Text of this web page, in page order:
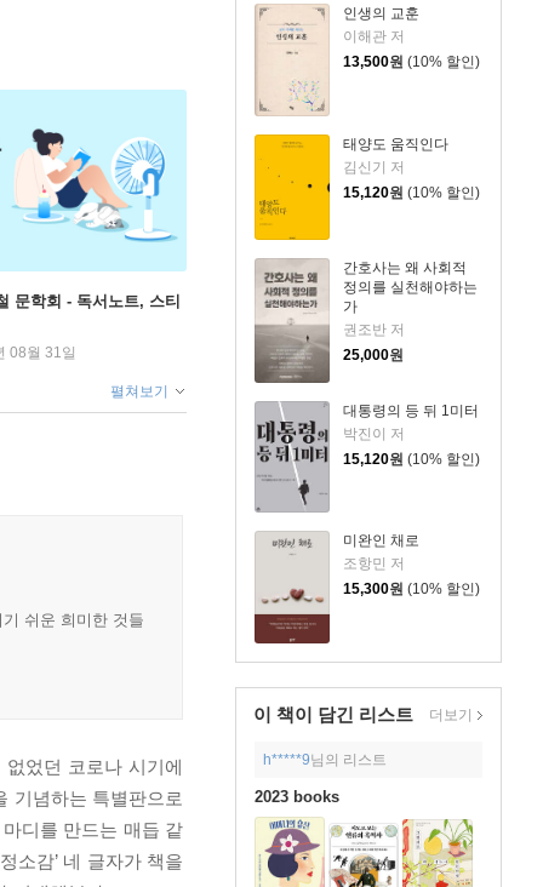
인생의 교훈
이해관 저
13,500원 (10% 할인)
태양도 움직인다
김신기 저
15,120원 (10% 할인)
간호사는 왜 사회적
정의를 실천해야하는
가
권조반 저
25,000원
대통령의 등 뒤 1미터
박진이 저
15,120원 (10% 할인)
미완인 채로
조항민 저
15,300원 (10% 할인)
이 책이 담긴 리스트 더보기
h*****9님의 리스트
2023 books
문학회 - 독서노트, 스티
08월 31일
펼쳐보기
쉬운 희미한 것들
었던 코로나 시기에
기념하는 특별판으로
디를 만드는 매듭 같
소감’ 네 글자가 책을